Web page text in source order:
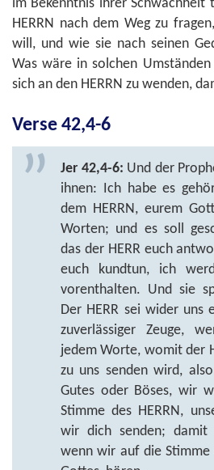
im Bekenntnis ihrer Schwachheit
HERRN nach dem Weg zu
will, und wie sie nach seinen
Was wäre in solchen
sich an den HERRN zu wenden,
Verse 42,4-6
Jer 42,4-6: Und der
ihnen: Ich habe es
dem HERRN, eurem
Worten; und es soll
das der HERR euch
euch kundtun, ich
vorenthalten. Und sie
Der HERR sei wider uns
zuverlässiger Zeuge,
jedem Worte, womit der
zu uns senden wird,
Gutes oder Böses, wir
Stimme des HERRN,
wir dich senden;
wenn wir auf die Stimme